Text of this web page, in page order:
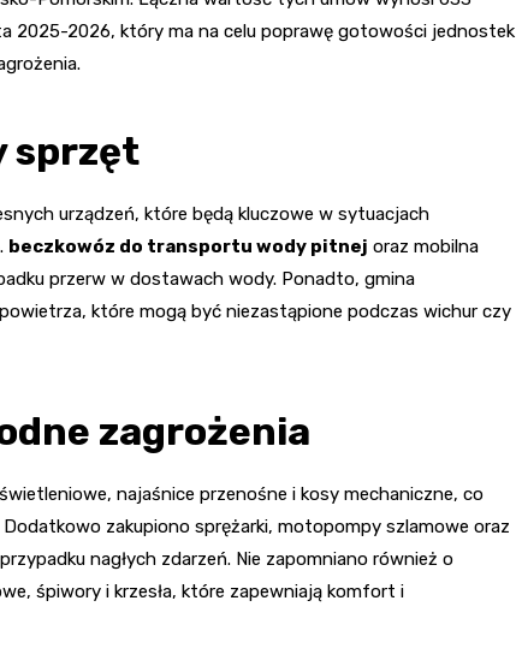
2025-2026, który ma na celu poprawę gotowości jednostek
sprzęt
urządzeń, które będą kluczowe w sytuacjach
beczkowóz do transportu wody pitnej oraz mobilna
przerw w dostawach wody. Ponadto, gmina
które mogą być niezastąpione podczas wichur czy
zagrożenia
najaśnice przenośne i kosy mechaniczne, co
zakupiono sprężarki, motopompy szlamowe oraz
nagłych zdarzeń. Nie zapomniano również o
śpiwory i krzesła, które zapewniają komfort i